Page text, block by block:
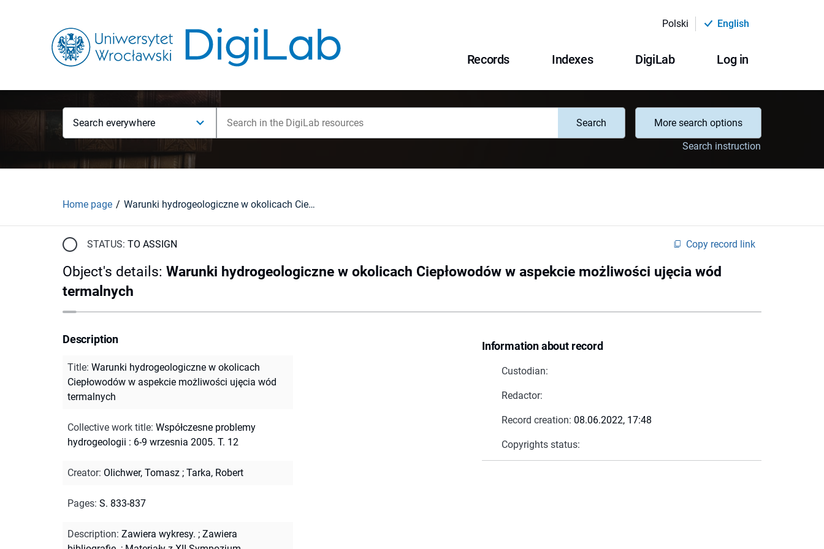
Polski English
Records Indexes DigiLab Log in
Search everywhere Search
More search options
Search instruction
Home page Warunki hydrogeologiczne w okolicach Ciepłowodów w aspekcie możliwości ujęcia wód termalnych
STATUS: TO ASSIGN Copy record link
Object's details: Warunki hydrogeologiczne w okolicach Ciepłowodów w aspekcie możliwości ujęcia wód
termalnych
Information about record
Custodian:
Redactor:
Record creation: 08.06.2022, 17:48
Copyrights status:
Description
Title: Warunki hydrogeologiczne w okolicach
Ciepłowodów w aspekcie możliwości ujęcia wód
termalnych
Collective work title: Współczesne problemy
hydrogeologii : 6-9 wrzesnia 2005. T. 12
Creator: Olichwer, Tomasz ; Tarka, Robert
Pages: S. 833-837
Description: Zawiera wykresy. ; Zawiera